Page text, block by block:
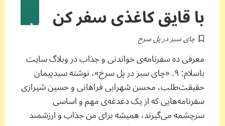
با قایق کاغذی سفر کن
چای سبز در پل سرخ
معرفی ده سفرنامه‌ی خواندنی و جذاب در وبلاگ سایت
باسلام: ۹. «چای سبز در پل سرخ»، نوشته سیدپیمان
حقیقت‌طلب، محسن شهرابی‌ فراهانی و حسین شیرازی
سفرنامه‌هایی که از یک دغدغه‌ی مهم و اساسی
سرچشمه می‌گیرند، همیشه برای من جذاب و ارزشمند